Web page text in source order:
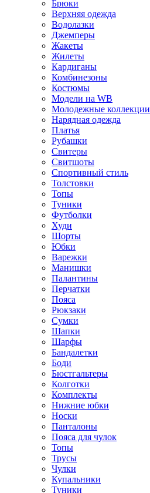
Брюки
Верхняя одежда
Водолазки
Джемперы
Жакеты
Жилеты
Кардиганы
Комбинезоны
Костюмы
Модели на WB
Молодежные коллекции
Нарядная одежда
Платья
Рубашки
Свитеры
Свитшоты
Спортивный стиль
Толстовки
Топы
Туники
Футболки
Худи
Шорты
Юбки
Варежки
Манишки
Палантины
Перчатки
Пояса
Рюкзаки
Сумки
Шапки
Шарфы
Бандалетки
Боди
Бюстгальтеры
Колготки
Комплекты
Нижние юбки
Носки
Панталоны
Поясa для чулок
Топы
Трусы
Чулки
Купальники
Туники